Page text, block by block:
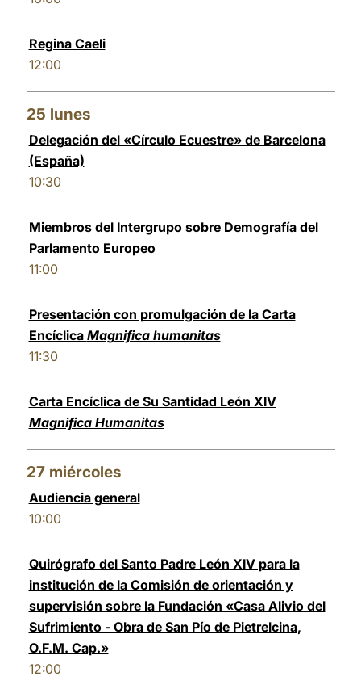
Regina Caeli
12:00
25 lunes
Delegación del «Círculo Ecuestre» de Barcelona
(España)
10:30
Miembros del Intergrupo sobre Demografía del
Parlamento Europeo
11:00
Presentación con promulgación de la Carta
Encíclica Magnifica humanitas
11:30
Carta Encíclica de Su Santidad León XIV
Magnifica Humanitas
27 miércoles
Audiencia general
10:00
Quirógrafo del Santo Padre León XIV para la
institución de la Comisión de orientación y
supervisión sobre la Fundación «Casa Alivio del
Sufrimiento - Obra de San Pío de Pietrelcina,
O.F.M. Cap.»
12:00